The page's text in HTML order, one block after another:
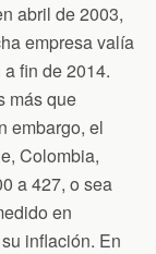
abril de 2003,
empresa valía
fin de 2014.
más que
embargo, el
Colombia,
a 427, o sea
en
inflación. En